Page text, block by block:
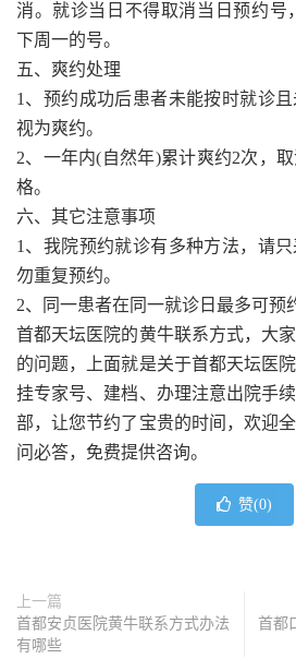
消。就诊当日不得取消当日预约号
下周一的号。
五、爽约处理
1、预约成功后患者未能按时就诊
视为爽约。
2、一年内(自然年)累计爽约2次，
格。
六、其它注意事项
1、我院预约就诊有多种方法，请
勿重复预约。
2、同一患者在同一就诊日最多可预
首都天坛医院的黄牛联系方式，大
的问题，上面就是关于首都天坛医
挂专家号、建档、办理注意出院手
部，让您节约了宝贵的时间，欢迎
问必答，免费提供咨询。
赞(0)
上一篇
首都安贞医院黄牛联系方式办法
有哪些
首都